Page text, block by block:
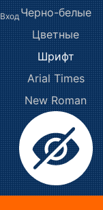
Черно-белые
Цветные
Шрифт
Arial Times
New Roman
Вход